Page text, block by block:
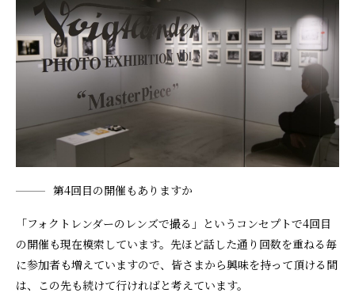
第4回目の開催もありますか
「フォクトレンダーのレンズで撮る」というコンセプトで4回目
の開催も現在模索しています。先ほど話した通り回数を重ねる毎
に参加者も増えていますので、皆さまから興味を持って頂ける間
は、この先も続けて行ければと考えています。